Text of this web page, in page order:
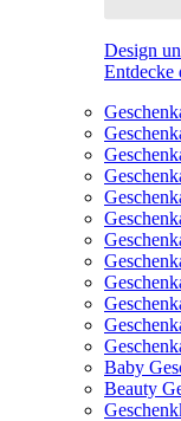
Design
Entdecke
Baby
Beauty